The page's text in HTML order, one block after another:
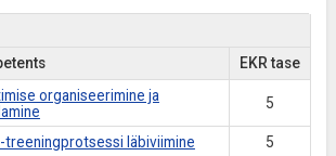
EKR tase
organiseerimine ja
5
treeningprotsessi läbiviimine 5